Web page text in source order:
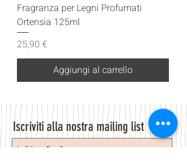
Fragranza per Legni Profumati
Ortensia 125ml
Prezzo
25,90 €
Aggiungi al carrello
Iscriviti alla nostra mailing list